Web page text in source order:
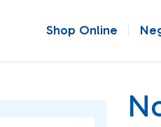
Shop Online